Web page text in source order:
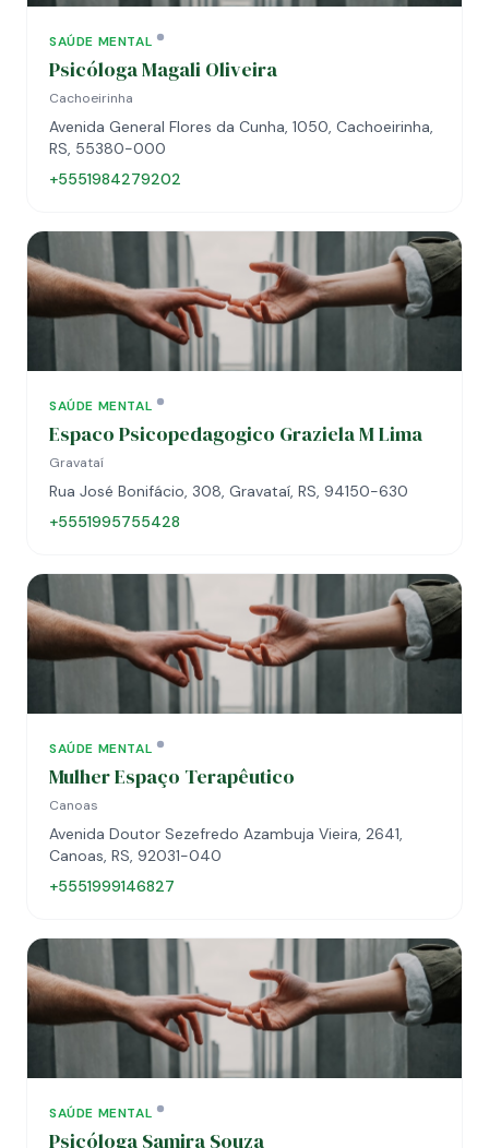
SAÚDE MENTAL
Psicóloga Magali Oliveira
Cachoeirinha
Avenida General Flores da Cunha, 1050, Cachoeirinha,
RS, 55380-000
+5551984279202
SAÚDE MENTAL
Espaco Psicopedagogico Graziela M Lima
Gravataí
Rua José Bonifácio, 308, Gravataí, RS, 94150-630
+5551995755428
SAÚDE MENTAL
Mulher Espaço Terapêutico
Canoas
Avenida Doutor Sezefredo Azambuja Vieira, 2641,
Canoas, RS, 92031-040
+5551999146827
SAÚDE MENTAL
Psicóloga Samira Souza